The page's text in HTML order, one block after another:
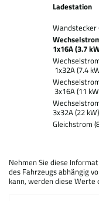
Ladestation
Wandstecker
1x16A (3.7
1x32A (7.4
3x16A (11
3x32A (22 kW)
Gleichstrom
Nehmen Sie diese
des Fahrzeugs abhängig
kann, werden diese Werte